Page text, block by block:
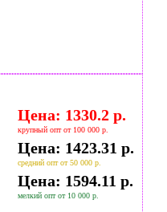
Цена: 1330.2 р.
крупный опт от 100 000 р.
Цена: 1423.31 р.
средний опт от 50 000 р.
Цена: 1594.11 р.
мелкий опт от 10 000 р.